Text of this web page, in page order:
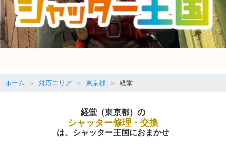
ホーム 対応エリア 東京都 経堂
経堂（東京都）の
シャッター修理・交換
は、シャッター王国におまかせ